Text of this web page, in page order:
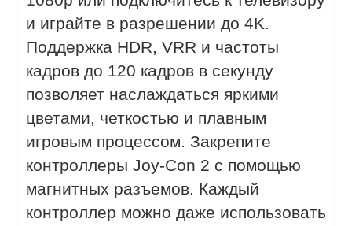
и играйте в разрешении до 4K.
Поддержка HDR, VRR и частоты
кадров до 120 кадров в секунду
позволяет наслаждаться яркими
цветами, четкостью и плавным
игровым процессом. Закрепите
контроллеры Joy-Con 2 с помощью
магнитных разъемов. Каждый
контроллер можно даже использовать